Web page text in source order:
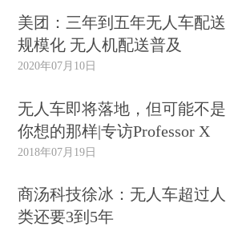
美团：三年到五年无人车配送
规模化 无人机配送普及
2020年07月10日
无人车即将落地，但可能不是
你想的那样|专访Professor X
2018年07月19日
商汤科技徐冰：无人车超过人
类还要3到5年